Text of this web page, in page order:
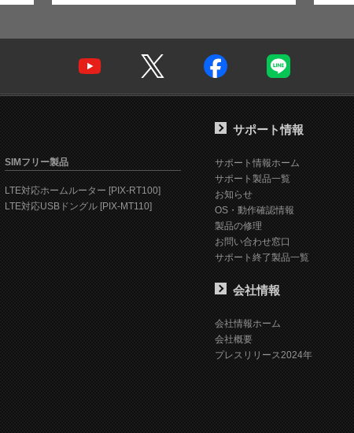
SIMフリー製品
LTE対応ホームルーター [PIX-RT100]
LTE対応USBドングル [PIX-MT110]
サポート情報
サポート情報ホーム
サポート製品一覧
お知らせ
OS・動作確認情報
製品の修理
お問い合わせ窓口
サポート終了製品一覧
会社情報
会社情報ホーム
会社概要
プレスリリース2024年